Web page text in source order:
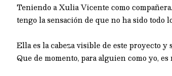
Teniendo a Xulia Vicente como
tengo la sensación de que no ha sido todo
Ella es la cabeza visible de este proyecto
Que de momento, para alguien como yo, es